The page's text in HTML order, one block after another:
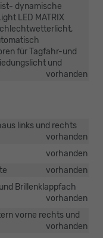
dynamische
LED MATRIX
für Tagfahr-und
und
vorhanden
links und rechts
vorhanden
vorhanden
vorhanden
Brillenklappfach
vorhanden
vorne rechts und
vorhanden